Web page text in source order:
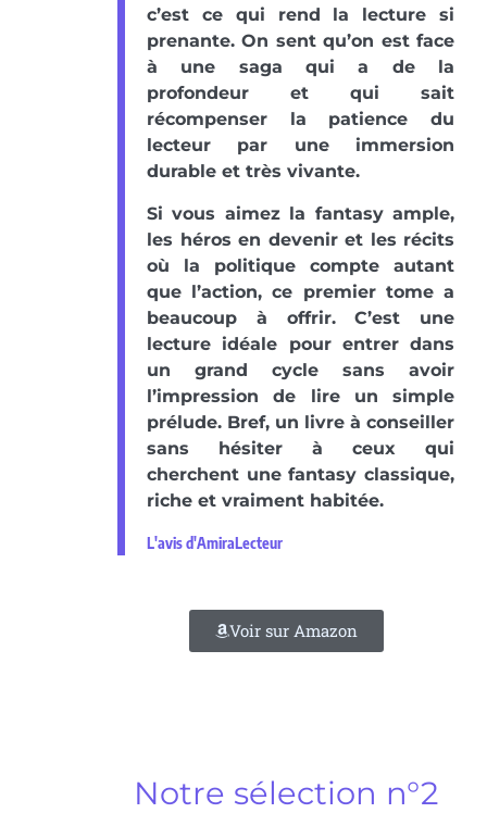
c’est ce qui rend la lecture si
prenante. On sent qu’on est face
à une saga qui a de la
profondeur et qui sait
récompenser la patience du
lecteur par une immersion
durable et très vivante.
Si vous aimez la fantasy ample,
les héros en devenir et les récits
où la politique compte autant
que l’action, ce premier tome a
beaucoup à offrir. C’est une
lecture idéale pour entrer dans
un grand cycle sans avoir
l’impression de lire un simple
prélude. Bref, un livre à conseiller
sans hésiter à ceux qui
cherchent une fantasy classique,
riche et vraiment habitée.
L'avis d'AmiraLecteur
Voir sur Amazon
Notre sélection n°2